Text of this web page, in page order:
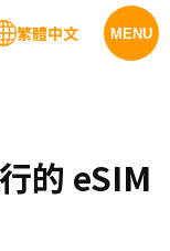
MENU
繁體中文
的 eSIM